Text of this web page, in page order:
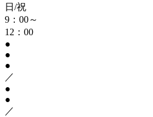
日/祝
9：00～
12：00
●
●
●
／
●
●
／